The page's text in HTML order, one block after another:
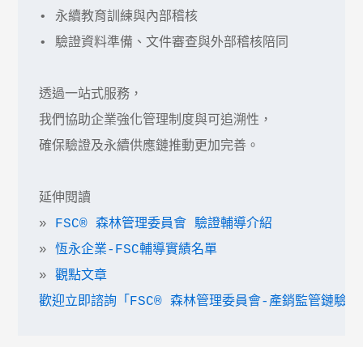
• 永續教育訓練與內部稽核
• 驗證資料準備、文件審查與外部稽核陪同
透過一站式服務，
我們協助企業強化管理制度與可追溯性，
確保驗證及永續供應鏈推動更加完善。
延伸閱讀
» FSC® 森林管理委員會 驗證輔導介紹
» 恆永企業-FSC輔導實績名單
» 觀點文章
歡迎立即諮詢「FSC® 森林管理委員會-產銷監管鏈驗證